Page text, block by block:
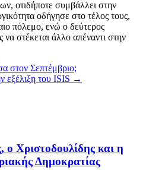
οτιδήποτε συμβάλλει στην
οδήγησε στο τέλος τους,
πόλεμο, ενώ ο δεύτερος
στέκεται άλλο απέναντι στην
στον Σεπτέμβριο;
εξέλιξη του ISIS →
ο Χριστοδουλίδης και η
Δημοκρατίας